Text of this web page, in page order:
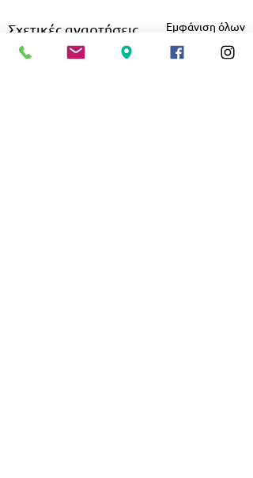
Σχετικές αναρτήσεις Εμφάνιση όλων